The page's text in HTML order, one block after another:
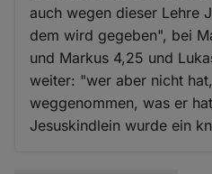
auch wegen dieser Lehre
dem wird gegeben", bei
und Markus 4,25 und
weiter: "wer aber nicht
weggenommen, was er
Jesuskindlein wurde ein